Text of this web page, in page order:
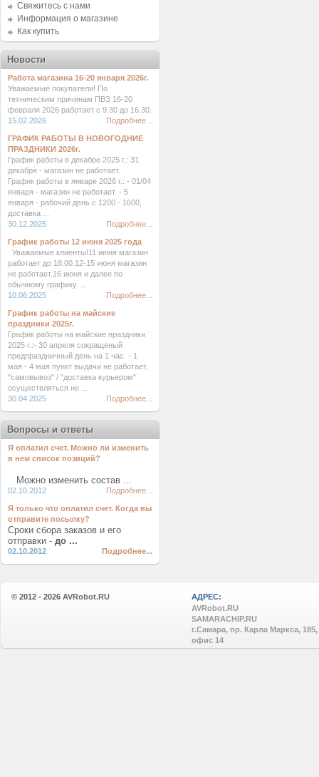
Свяжитесь с нами
Информация о магазине
Как купить
Новости
Работа магазина 16-20 января 2026г.
Уважаемые покупатели! По
техническим причинам ПВЗ 16-20
февраля 2026 работает с 9.30 до 16.30.
15.02.2026
Подробнее...
ГРАФИК РАБОТЫ В НОВОГОДНИЕ
ПРАЗДНИКИ 2026г.
График работы в декабре 2025 г.: 31
декабря - магазин не работает.
График работы в январе 2026 г.: - 01/04
января - магазин не работает. - 5
января - рабочий день с 1200 - 1600,
доставка ...
30.12.2025
Подробнее...
График работы 12 июня 2025 года
Уважаемые клиенты!11 июня магазин
работает до 18:00.12-15 июня магазин
не работает.16 июня и далее по
обычному графику. ...
10.06.2025
Подробнее...
График работы на майские
праздники 2025г.
График работы на майские праздники
2025 г.:- 30 апреля сокращеный
предпраздничный день на 1 час. - 1
мая - 4 мая пункт выдачи не работает,
"самовывоз" / "доставка курьером"
осуществляться не ...
30.04.2025
Подробнее...
Вопросы и ответы
Я оплатил счет. Можно ли изменить
в нем список позиций?
Можно изменить состав ...
02.10.2012 Подробнее...
Я только что оплатил счет. Когда вы
отправите посылку?
Сроки сбора заказов и его
отправки - до ...
02.10.2012 Подробнее...
© 2012 - 2026 AVRobot.RU
АДРЕС:
AVRobot.RU
SAMARACHIP.RU
г.Самара, пр. Карла Маркса, 185,
офис 14